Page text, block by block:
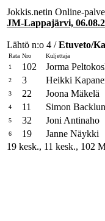
Jokkis.netin Online-
JM-Lappajärvi,
Lähtö n:o 4 /Etuveto/
Rata Nro Kuljettaja
1
102 Jorma
2 3 Heikki
3 22 Joona Mäkelä
4 11 Simon
5 32 Joni Antinaho
6 19 Janne Näykki
19 kesk., 11 kesk., 102